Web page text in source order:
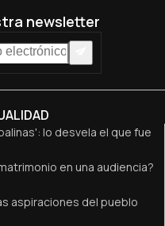
lo desvela el que fue
en una audiencia?
aspiraciones del pueblo
newsletter